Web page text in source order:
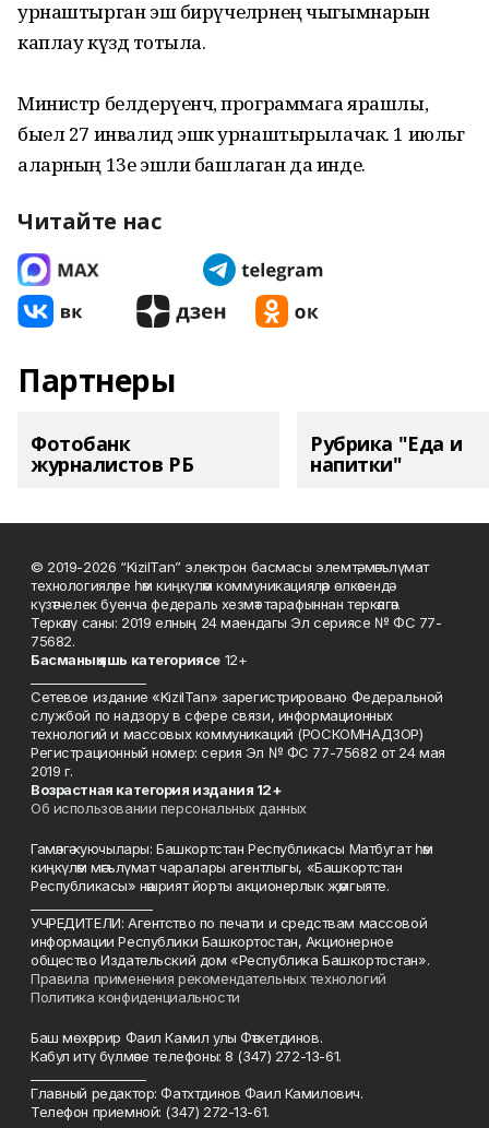
урнаштырган эш бирүчеләрнең чыгымнарын
каплау күздә тотыла.
Министр белдерүенчә, программага ярашлы,
быел 27 инвалид эшкә урнаштырылачак. 1 июльгә
аларның 13е эшли башлаган да инде.
Читайте нас
Партнеры
Фотобанк
журналистов РБ
Рубрика "Еда и
напитки"
© 2019-2026 “KizilTan” электрон басмасы элемтә, мәгълүмат
технологияләре һәм киңкүләм коммуникацияләр өлкәсендә
күзәтчелек буенча федераль хезмәт тарафыннан теркәлгән.
Теркәлү саны: 2019 елның 24 маендагы Эл сериясе № ФС 77-
75682.
Басманың яшь категориясе12+
Сетевое издание «KizilTan» зарегистрировано Федеральной
службой по надзору в сфере связи, информационных
технологий и массовых коммуникаций (РОСКОМНАДЗОР)
Регистрационный номер: серия Эл № ФС 77-75682 от 24 мая
2019 г.
Возрастная категория издания 12+
Об использовании персональных данных
Гамәлгә куючылары: Башкортстан Республикасы Матбугат һәм
киңкүләм мәгълүмат чаралары агентлыгы, «Башкортстан
Республикасы» нәшрият йорты акционерлык җәмгыяте.
УЧРЕДИТЕЛИ: Агентство по печати и средствам массовой
информации Республики Башкортостан, Акционерное
общество Издательский дом «Республика Башкортостан».
Правила применения рекомендательных технологий
Политика конфиденциальности
Баш мөхәррир Фаил Камил улы Фәтхетдинов.
Кабул итү бүлмәсе телефоны: 8 (347) 272-13-61.
Главный редактор: Фатхтдинов Фаил Камилович.
Телефон приемной: (347) 272-13-61.